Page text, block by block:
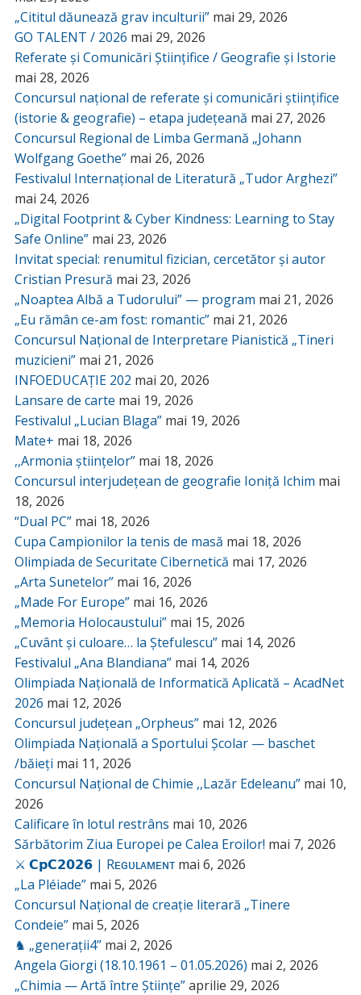
„Cititul dăunează grav inculturii” mai 29, 2026
GO TALENT / 2026 mai 29, 2026
Referate și Comunicări Științifice / Geografie și Istorie
mai 28, 2026
Concursul național de referate și comunicări științifice
(istorie & geografie) – etapa județeană mai 27, 2026
Concursul Regional de Limba Germană „Johann
Wolfgang Goethe” mai 26, 2026
Festivalul Internațional de Literatură „Tudor Arghezi”
mai 24, 2026
„Digital Footprint & Cyber Kindness: Learning to Stay
Safe Online” mai 23, 2026
Invitat special: renumitul fizician, cercetător și autor
Cristian Presură mai 23, 2026
„Noaptea Albă a Tudorului” — program mai 21, 2026
„Eu rămân ce-am fost: romantic” mai 21, 2026
Concursul Național de Interpretare Pianistică „Tineri
muzicieni” mai 21, 2026
INFOEDUCAȚIE 202 mai 20, 2026
Lansare de carte mai 19, 2026
Festivalul „Lucian Blaga” mai 19, 2026
Mate+ mai 18, 2026
,,Armonia științelor” mai 18, 2026
Concursul interjudețean de geografie Ioniță Ichim mai
18, 2026
“Dual PC” mai 18, 2026
Cupa Campionilor la tenis de masă mai 18, 2026
Olimpiada de Securitate Cibernetică mai 17, 2026
„Arta Sunetelor” mai 16, 2026
„Made For Europe” mai 16, 2026
„Memoria Holocaustului” mai 15, 2026
„Cuvânt și culoare… la Ștefulescu” mai 14, 2026
Festivalul „Ana Blandiana” mai 14, 2026
Olimpiada Națională de Informatică Aplicată – AcadNet
2026 mai 12, 2026
Concursul județean „Orpheus” mai 12, 2026
Olimpiada Națională a Sportului Școlar — baschet
/băieți mai 11, 2026
Concursul Național de Chimie ,,Lazăr Edeleanu” mai 10,
2026
Calificare în lotul restrâns mai 10, 2026
Sărbătorim Ziua Europei pe Calea Eroilor! mai 7, 2026
⚔️ 𝗖𝗽𝗖𝟮𝟬𝟮𝟲 | Rᴇɢᴜʟᴀᴍᴇɴᴛ mai 6, 2026
„La Pléiade” mai 5, 2026
Concursul Național de creație literară „Tinere
Condeie” mai 5, 2026
♞ „generații4” mai 2, 2026
Angela Giorgi (18.10.1961 – 01.05.2026) mai 2, 2026
„Chimia — Artă între Științe”aprilie 29, 2026